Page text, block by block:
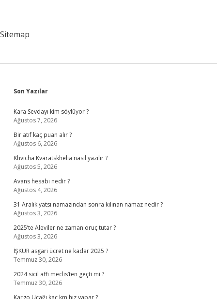
Sitemap
Sidebar
Son Yazılar
Kara Sevdayı kim söylüyor ?
Ağustos 7, 2026
Bir atıf kaç puan alır ?
Ağustos 6, 2026
Khvicha Kvaratskhelia nasıl yazılır ?
Ağustos 5, 2026
Avans hesabı nedir ?
Ağustos 4, 2026
31 Aralık yatsı namazından sonra kılınan namaz nedir ?
Ağustos 3, 2026
2025’te Aleviler ne zaman oruç tutar ?
Ağustos 3, 2026
İŞKUR asgari ücret ne kadar 2025 ?
Temmuz 30, 2026
2024 sicil affı meclis’ten geçti mi ?
Temmuz 30, 2026
Kargo Uçağı kaç km hız yapar ?